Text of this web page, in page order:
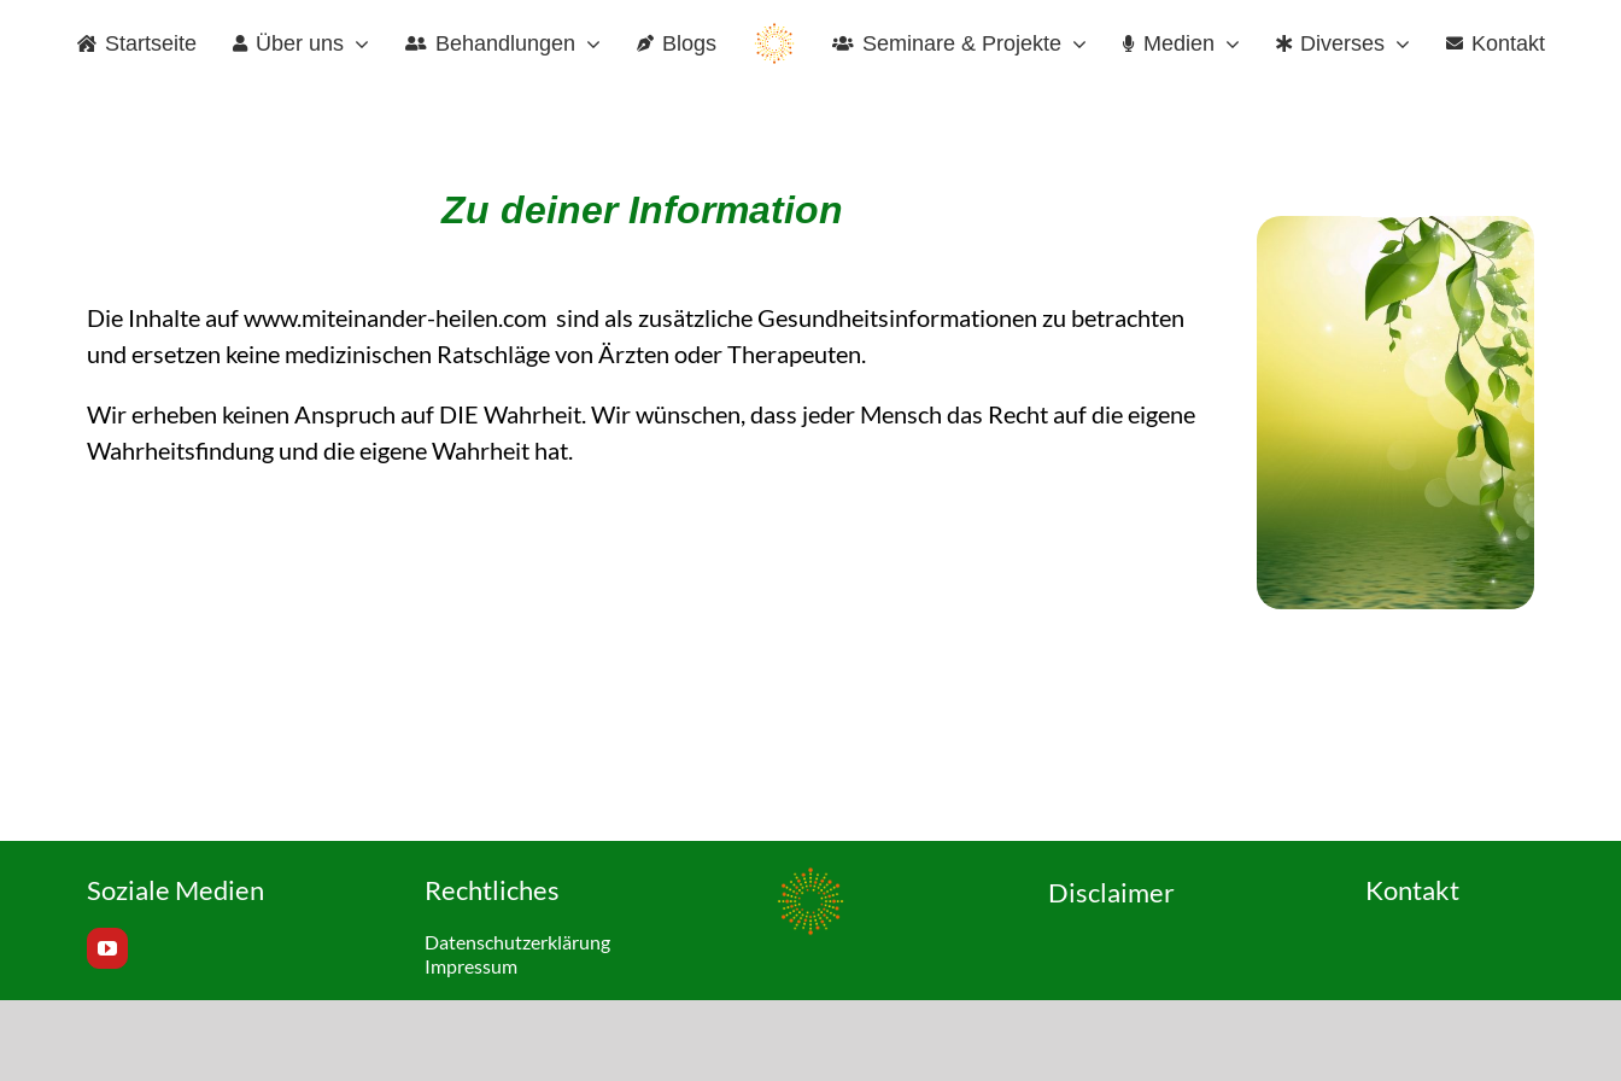
Startseite Über uns Behandlungen Blogs Seminare & Projekte Medien Diverses Kontakt
Zu deiner Information
Die Inhalte auf www.miteinander-heilen.com sind als zusätzliche Gesundheitsinformationen zu betrachten
und ersetzen keine medizinischen Ratschläge von Ärzten oder Therapeuten.
Wir erheben keinen Anspruch auf DIE Wahrheit.Wir wünschen, dass jeder Mensch das Recht auf die eigene
Wahrheitsfindung und die eigene Wahrheit hat.
Soziale Medien Rechtliches
Datenschutzerklärung
Impressum
Disclaimer Kontakt